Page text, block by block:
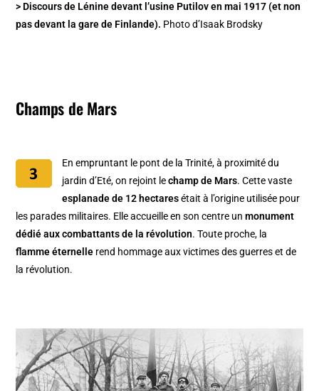
> Discours de Lénine devant l’usine Putilov en mai 1917 (et non
pas devant la gare de Finlande). Photo d’Isaak Brodsky
Champs de Mars
En empruntant le pont de la Trinité, à proximité du
jardin d’Eté, on rejoint lechamp de Mars. Cette vaste
esplanade de 12 hectaresétait à l’origine utilisée pour
les parades militaires. Elle accueille en son centre unmonument
dédié aux combattants de la révolution. Toute proche, la
flamme éternelle rend hommage aux victimes des guerres et de
la révolution.